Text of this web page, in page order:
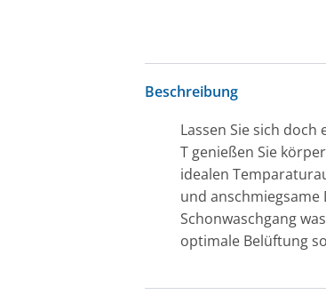
Beschreibung
Lassen Sie sich
T genießen Sie
idealen
und anschmiegsame
Schonwaschgang
optimale Belüftung